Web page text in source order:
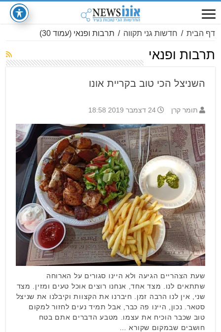
דף הבית / חדשות גני תקווה / תרבות ופנאי (עמוד 30)
תרבות ופנאי
השניצל הכי טוב בקריית אונו
תומר קרן 24 דצמבר 2019 18:58
שעת הצהריים הגיעה ולא היינו סגורים על הארוחה
שתתאים לנו. מצד אחד, אנחנו רוצים אוכל טעים ומזין. מצד
שני, אין לנו הרבה זמן. חיברנו את הקצוות וקיבלנו את שניצל
סטאר. נכון, היינו פה כבר, אבל תמיד נעים לחזור למקום
טוב שכבר הוכיח את עצמו. מטבע הדברים אתם בטח
חושבים שבמקום שקורא …